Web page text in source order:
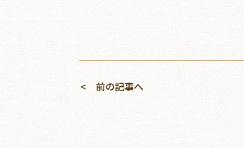
前の記事へ